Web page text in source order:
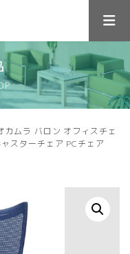
カムラ バロン オフィスチェ
スターチェア PCチェア